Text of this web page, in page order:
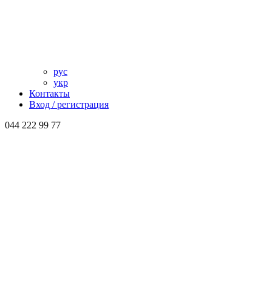
рус
укр
Контакты
Вход / регистрация
044 222 99 77